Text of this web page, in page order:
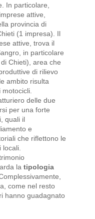
In particolare,
attive,
provincia di
(1 impresa). Il
attive, trova il
in particolare
Chieti), area che
di rilievo
ambito risulta
delle due
per una forte
quali il
e
che riflettono le
la tipologia
come nel resto
hanno guadagnato